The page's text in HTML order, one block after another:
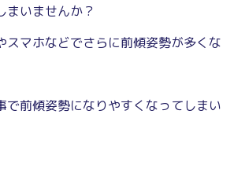
まいませんか？
スマホなどでさらに前傾姿勢が多くな
で前傾姿勢になりやすくなってしまい